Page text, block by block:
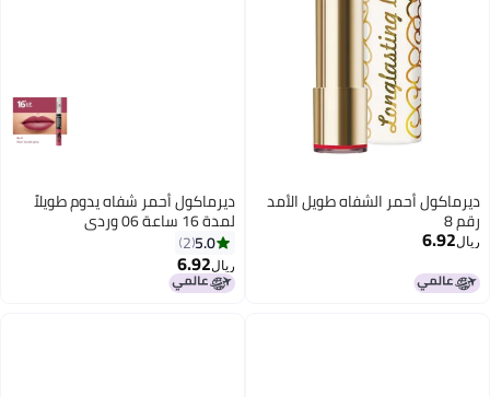
12
ديرماكول أحمر الشفاه طويل الأمد
رقم 8
ريال6.92
9
ديرماكول أحمر شفاه يدوم طويلاً
لمدة 16 ساعة 06 وردي
5.0
2
ريال6.92